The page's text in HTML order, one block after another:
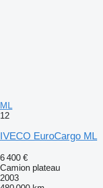
ML
12
IVECO EuroCargo ML
6 400 €
Camion plateau
2003